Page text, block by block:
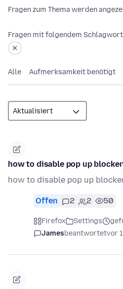
Fragen zum Thema werden
Fragen mit folgendem Schlagwort
Alle Aufmerksamkeit benötigt
how to disable pop up
how to disable pop up
Offen 2 2 50
Firefox Settings
Jamesbeantwortetvor